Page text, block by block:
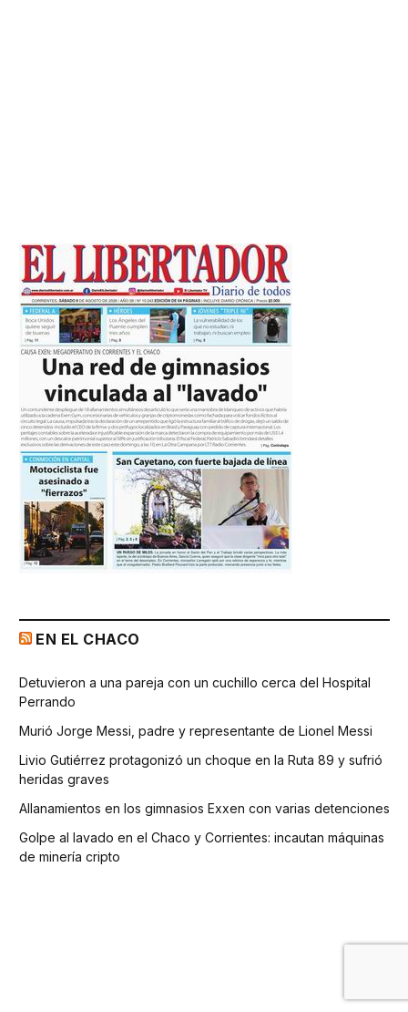
EN EL CHACO
Detuvieron a una pareja con un cuchillo cerca del Hospital
Perrando
Murió Jorge Messi, padre y representante de Lionel Messi
Livio Gutiérrez protagonizó un choque en la Ruta 89 y sufrió
heridas graves
Allanamientos en los gimnasios Exxen con varias detenciones
Golpe al lavado en el Chaco y Corrientes: incautan máquinas
de minería cripto